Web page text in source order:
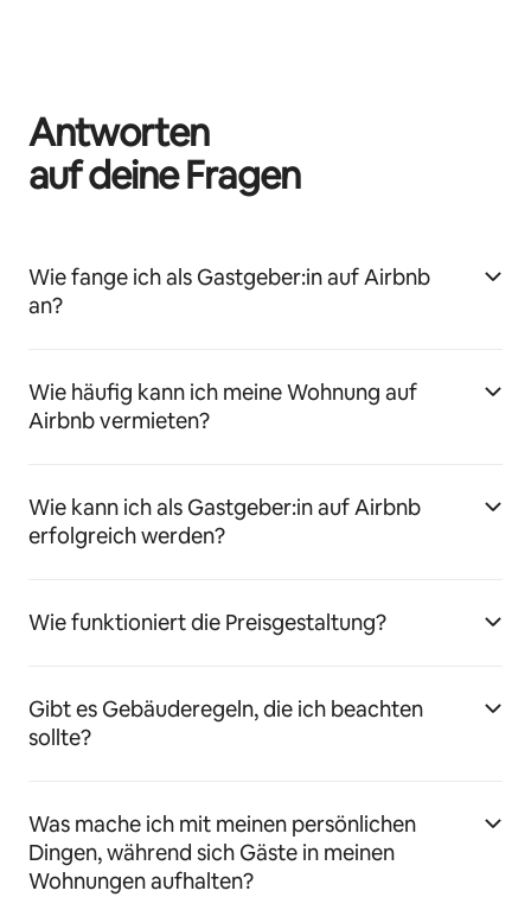
Antworten
auf deine Fragen
Wie fange ich als Gastgeber:in auf Airbnb
an?
Wie häufig kann ich meine Wohnung auf
Airbnb vermieten?
Wie kann ich als Gastgeber:in auf Airbnb
erfolgreich werden?
Wie funktioniert die Preisgestaltung?
Gibt es Gebäuderegeln, die ich beachten
sollte?
Was mache ich mit meinen persönlichen
Dingen, während sich Gäste in meinen
Wohnungen aufhalten?